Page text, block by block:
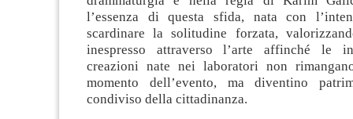
l’essenza di questa sfida, nata con
scardinare la solitudine forzata,
inespresso attraverso l’arte affinché le
creazioni nate nei laboratori non
momento dell’evento, ma diventino
condiviso della cittadinanza.